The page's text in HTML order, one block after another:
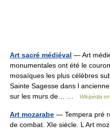
Art sacré médiéval — Art
monumentales ont été le
mosaïques les plus célèbres
Sainte Sagesse dans l
sur les murs de… …
Wikipédia
Art mozarabe — Tempera pré
de combat. XIe siècle. L Art